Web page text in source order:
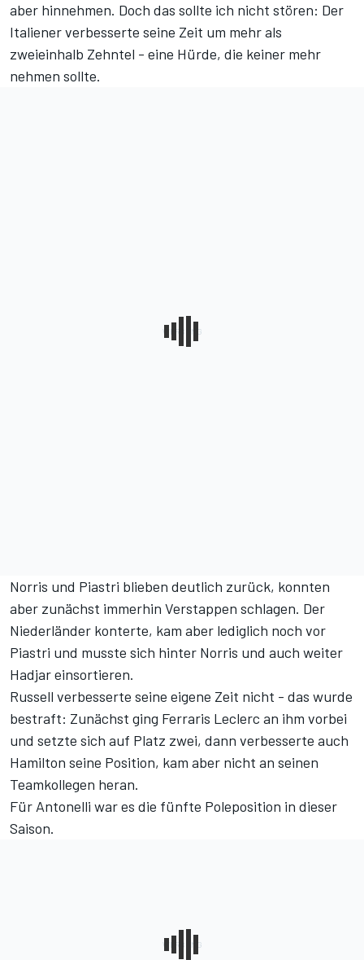
aber hinnehmen. Doch das sollte ich nicht stören: Der
Italiener verbesserte seine Zeit um mehr als
zweieinhalb Zehntel - eine Hürde, die keiner mehr
nehmen sollte.
Norris und Piastri blieben deutlich zurück, konnten
aber zunächst immerhin Verstappen schlagen. Der
Niederländer konterte, kam aber lediglich noch vor
Piastri und musste sich hinter Norris und auch weiter
Hadjar einsortieren.
Russell verbesserte seine eigene Zeit nicht - das wurde
bestraft: Zunächst ging Ferraris Leclerc an ihm vorbei
und setzte sich auf Platz zwei, dann verbesserte auch
Hamilton seine Position, kam aber nicht an seinen
Teamkollegen heran.
Für Antonelli war es die fünfte Poleposition in dieser
Saison.